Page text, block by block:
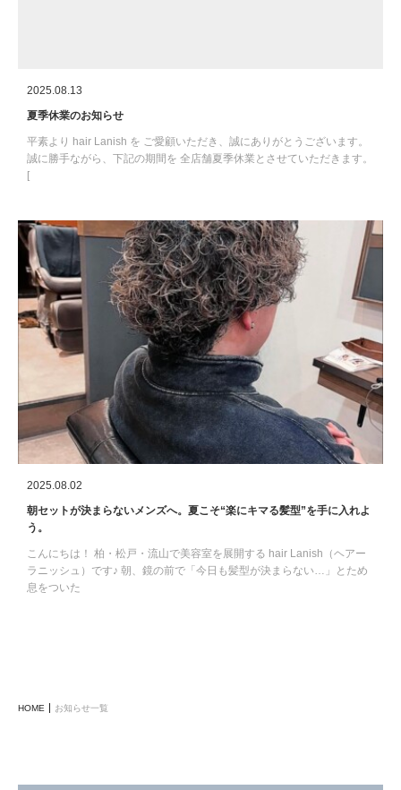
2025.08.13
夏季休業のお知らせ
平素より hair Lanish を ご愛顧いただき、誠にありがとうございます。
誠に勝手ながら、下記の期間を 全店舗夏季休業とさせていただきます。
[
2025.08.02
朝セットが決まらないメンズへ。夏こそ“楽にキマる髪型”を手に入れよ
う。
こんにちは！ 柏・松戸・流山で美容室を展開する hair Lanish（ヘアー
ラニッシュ）です♪ 朝、鏡の前で「今日も髪型が決まらない…」とため
息をついた
HOME お知らせ一覧